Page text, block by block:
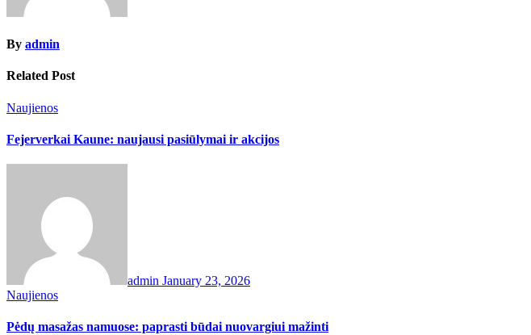
By admin
Related Post
Naujienos
Fejerverkai Kaune: naujausi pasiūlymai ir akcijos
admin January 23, 2026
Naujienos
Pėdų masažas namuose: paprasti būdai nuovargiui mažinti